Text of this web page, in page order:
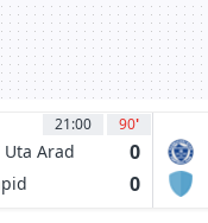
21:00 90'
Uta Arad 0
0